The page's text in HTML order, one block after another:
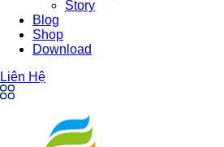
Story
Blog
Shop
Download
Liên Hệ